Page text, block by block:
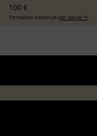
100 €
formation continue (en savoir +)